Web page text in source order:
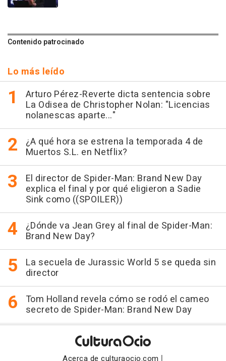
Contenido patrocinado
Lo más leído
Arturo Pérez-Reverte dicta sentencia sobre
La Odisea de Christopher Nolan: "Licencias
nolanescas aparte..."
¿A qué hora se estrena la temporada 4 de
Muertos S.L. en Netflix?
El director de Spider-Man: Brand New Day
explica el final y por qué eligieron a Sadie
Sink como ((SPOILER))
¿Dónde va Jean Grey al final de Spider-Man:
Brand New Day?
La secuela de Jurassic World 5 se queda sin
director
Tom Holland revela cómo se rodó el cameo
secreto de Spider-Man: Brand New Day
Acerca de culturaocio.com |